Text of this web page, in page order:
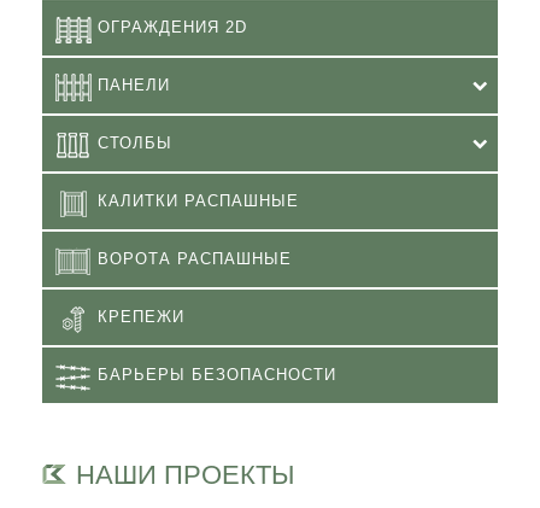
ОГРАЖДЕНИЯ 2D
ПАНЕЛИ
СТОЛБЫ
КАЛИТКИ РАСПАШНЫЕ
ВОРОТА РАСПАШНЫЕ
КРЕПЕЖИ
БАРЬЕРЫ БЕЗОПАСНОСТИ
НАШИ ПРОЕКТЫ